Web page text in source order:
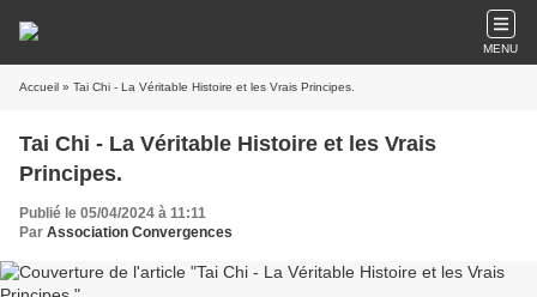
MENU
Accueil » Tai Chi - La Véritable Histoire et les Vrais Principes.
Tai Chi - La Véritable Histoire et les Vrais
Principes.
Publié le 05/04/2024 à 11:11
Par Association Convergences